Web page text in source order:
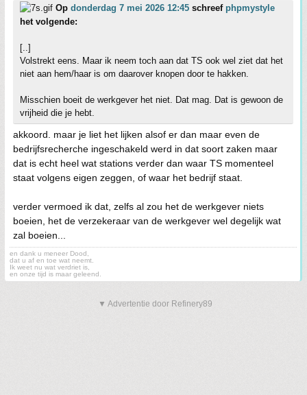
Op donderdag 7 mei 2026 12:45 schreef phpmystyle
het volgende:
[..]
Volstrekt eens. Maar ik neem toch aan dat TS ook wel ziet dat het
niet aan hem/haar is om daarover knopen door te hakken.
Misschien boeit de werkgever het niet. Dat mag. Dat is gewoon de
vrijheid die je hebt.
akkoord. maar je liet het lijken alsof er dan maar even de
bedrijfsrecherche ingeschakeld werd in dat soort zaken maar
dat is echt heel wat stations verder dan waar TS momenteel
staat volgens eigen zeggen, of waar het bedrijf staat.
verder vermoed ik dat, zelfs al zou het de werkgever niets
boeien, het de verzekeraar van de werkgever wel degelijk wat
zal boeien...
en dank u meneer Dood,
dat u af en toe wat neemt.
Ik weet nu wat verdriet is,
en onze tijd is maar geleend.
▼ Advertentie door Refinery89